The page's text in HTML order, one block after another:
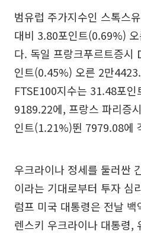
범유럽 주가지수인 스톡스
대비 3.80포인트(0.69%)
다. 독일 프랑크푸르트증시
인트(0.45%) 오른 2만
FTSE100지수는 31.48포
9189.22에, 프랑스 파리증
인트(1.21%)뛴 7979.08에
우크라이나 정세를 둘러싼
이라는 기대로부터 투자 심
럼프 미국 대통령은 전날
렌스키 우크라이나 대통령,